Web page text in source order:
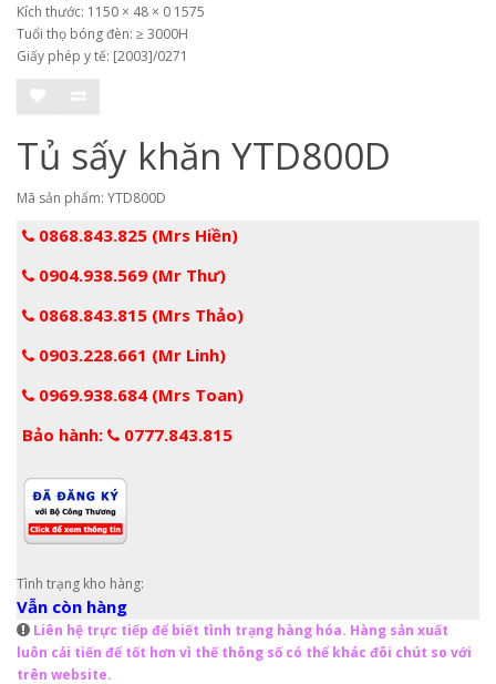
Kích thước: 1150 × 48 × 0 1575
Tuổi thọ bóng đèn: ≥ 3000H
Giấy phép y tế: [2003]/0271
Tủ sấy khăn YTD800D
Mã sản phẩm: YTD800D
0868.843.825 (Mrs Hiền)
0904.938.569 (Mr Thư)
0868.843.815 (Mrs Thảo)
0903.228.661 (Mr Linh)
0969.938.684 (Mrs Toan)
Bảo hành:
0777.843.815
Tình trạng kho hàng:
Vẫn còn hàng
Liên hệ trực tiếp để biết tình trạng hàng hóa. Hàng sản xuất
luôn cải tiến để tốt hơn vì thế thông số có thể khác đôi chút so với
trên website.